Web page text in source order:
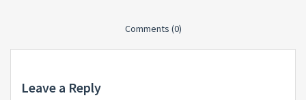
Comments (0)
Leave a Reply